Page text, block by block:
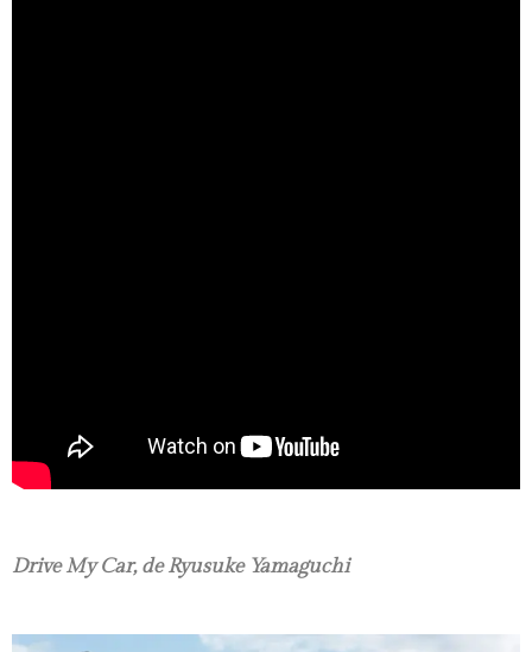
Drive My Car, de Ryusuke Yamaguchi